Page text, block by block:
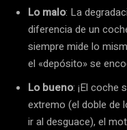
Lo malo: La
diferencia de un
siempre mide lo
el «depósito» se
Lo bueno: ¡El coche
extremo (el doble de
ir al desguace), el